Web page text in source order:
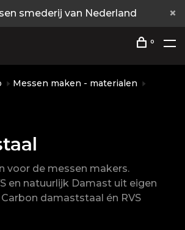
smederij van Nederland
0
Messen maken - materialen
voor de messen makers.
en natuurlijk Damast uit eigen
damaststaal én RVS